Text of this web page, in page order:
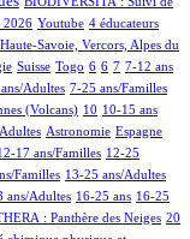
2026 Youtube 4 éducateurs
Haute-Savoie, Vercors, Alpes du
Suisse Togo 6 6 7 7-12 ans
Adultes 7-25 ans/Familles
(Volcans) 10 10-15 ans
Astronomie Espagne
17 ans/Familles 12-25
Familles 13-25 ans/Adultes
ans/Adultes 16-25 ans 16-25
: Panthère des Neiges 20